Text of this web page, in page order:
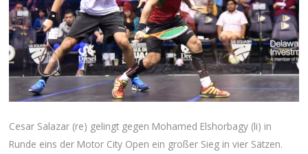
Cesar Salazar (re) gelingt gegen Mohamed Elshorbagy (li) in
Runde eins der Motor City Open ein großer Sieg in vier Sätzen.